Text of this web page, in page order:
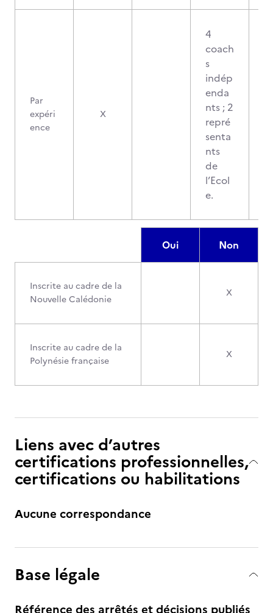
Par
expéri
ence
X
4
coach
s
indép
enda
nts ; 2
repré
senta
nts
de
l’Ecol
e.
Oui Non
Inscrite au cadre de la
Nouvelle Calédonie
X
Inscrite au cadre de la
Polynésie française
X
Liens avec d’autres
certifications professionnelles,
certifications ou habilitations
Aucune correspondance
Base légale